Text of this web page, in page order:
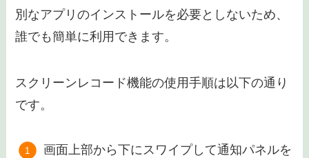
別なアプリのインストールを必要としないため、
誰でも簡単に利用できます。
スクリーンレコード機能の使用手順は以下の通り
です。
画面上部から下にスワイプして通知パネルを